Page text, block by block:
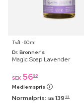
Tvål ⋅ 60 ml
Dr. Bronner’s
Magic Soap Lavender
SEK 5695
Medlemspris
Normalpris: SEK 139 95